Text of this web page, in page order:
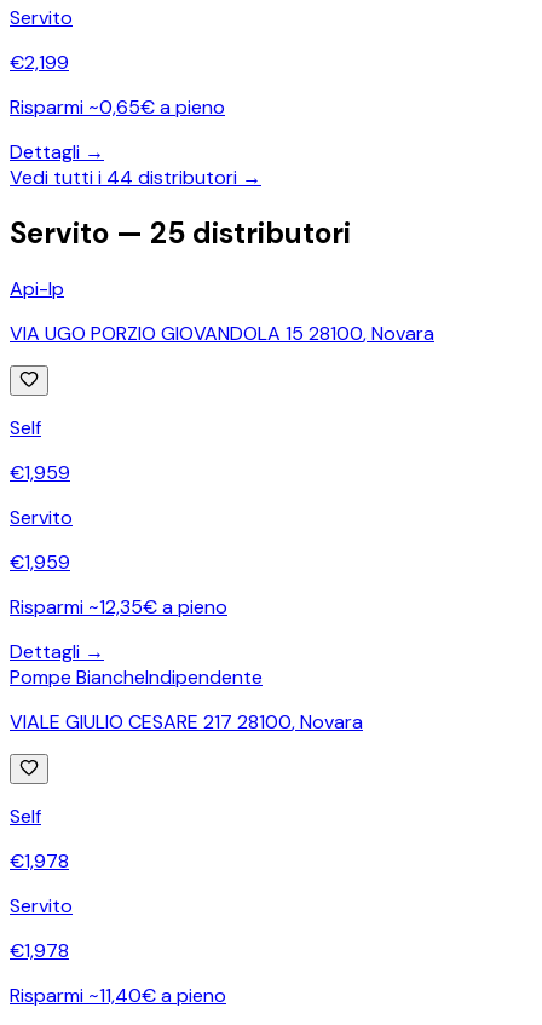
Servito
€2,199
Risparmi ~0,65€ a pieno
Dettagli →
Vedi tutti i 44 distributori →
Servito — 25 distributori
Api-Ip
VIA UGO PORZIO GIOVANDOLA 15 28100,Novara
Self
€1,959
Servito
€1,959
Risparmi ~12,35€ a pieno
Dettagli →
Pompe BiancheIndipendente
VIALE GIULIO CESARE 217 28100,Novara
Self
€1,978
Servito
€1,978
Risparmi ~11,40€ a pieno